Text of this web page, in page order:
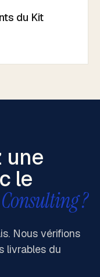
du Kit
une
le
?
Nous vérifions
livrables du